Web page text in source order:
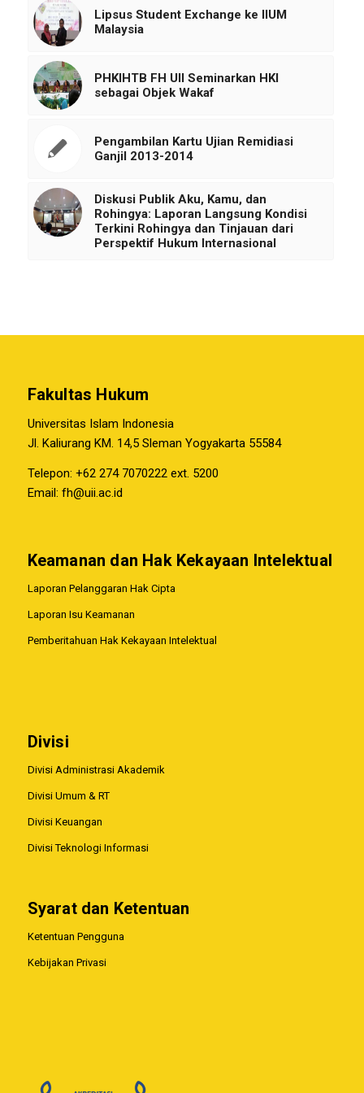
Lipsus Student Exchange ke IIUM
Malaysia
PHKIHTB FH UII Seminarkan HKI
sebagai Objek Wakaf
Pengambilan Kartu Ujian Remidiasi
Ganjil 2013-2014
Diskusi Publik Aku, Kamu, dan
Rohingya: Laporan Langsung Kondisi
Terkini Rohingya dan Tinjauan dari
Perspektif Hukum Internasional
Fakultas Hukum
Universitas Islam Indonesia
Jl. Kaliurang KM. 14,5 Sleman Yogyakarta 55584
Telepon: +62 274 7070222 ext. 5200
Email: fh@uii.ac.id
Keamanan dan Hak Kekayaan Intelektual
Laporan Pelanggaran Hak Cipta
Laporan Isu Keamanan
Pemberitahuan Hak Kekayaan Intelektual
Divisi
Divisi Administrasi Akademik
Divisi Umum & RT
Divisi Keuangan
Divisi Teknologi Informasi
Syarat dan Ketentuan
Ketentuan Pengguna
Kebijakan Privasi